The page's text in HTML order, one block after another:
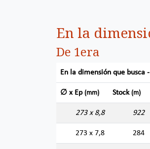
En la
De 1era
En la dimensión que busca
∅ x Ep (mm) Stock (m)
273 x 8,8 922
273 x 7,8 284